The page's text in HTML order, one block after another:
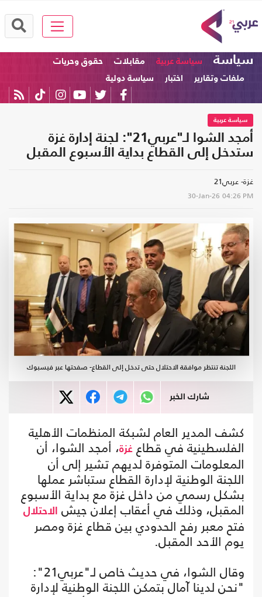
سياسة سياسة عربية مقابلات
حقوق وحريات
ملفات وتقارير
اختبار سياسة دولية
سياسة عربية
أمجد الشوا لـ"عربي21": لجنة إدارة غزة
ستدخل إلى القطاع بداية الأسبوع المقبل
غزة- عربي21
30-Jan-26 04:26 PM
اللجنة تنتظر موافقة الاحتلال حتى تدخل إلى القطاع- صفحتها عبر فيسبوك
شارك الخبر
كشف المدير العام لشبكة المنظمات الأهلية
الفلسطينية في قطاع غزة، أمجد الشوا، أن
المعلومات المتوفرة لديهم تشير إلى أن
اللجنة الوطنية لإدارة القطاع ستباشر عملها
بشكل رسمي من داخل غزة مع بداية الأسبوع
المقبل، وذلك في أعقاب إعلان جيش الاحتلال
فتح معبر رفح الحدودي بين قطاع غزة ومصر
يوم الأحد المقبل.
وقال الشوا، في حديث خاص لـ"عربي21":
"نحن لدينا آمال بتمكن اللجنة الوطنية لإدارة